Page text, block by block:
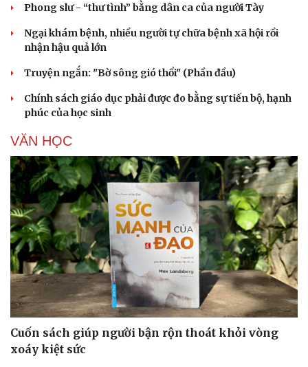
Phong slư - “thư tình” bằng dân ca của người Tày
Ngại khám bệnh, nhiều người tự chữa bệnh xã hội rồi
nhận hậu quả lớn
Truyện ngắn: "Bờ sông gió thổi" (Phần đầu)
Chính sách giáo dục phải được đo bằng sự tiến bộ, hạnh
phúc của học sinh
VĂN HỌC
Cuốn sách giúp người bận rộn thoát khỏi vòng
xoáy kiệt sức